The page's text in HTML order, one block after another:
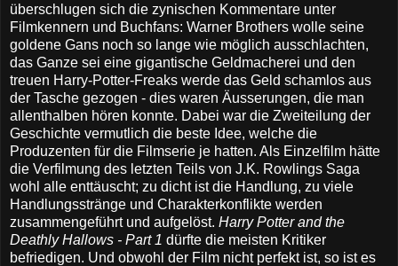
überschlugen sich die zynischen Kommentare unter
Filmkennern und Buchfans: Warner Brothers wolle seine
goldene Gans noch so lange wie möglich ausschlachten,
das Ganze sei eine gigantische Geldmacherei und den
treuen Harry-Potter-Freaks werde das Geld schamlos aus
der Tasche gezogen - dies waren Äusserungen, die man
allenthalben hören konnte. Dabei war die Zweiteilung der
Geschichte vermutlich die beste Idee, welche die
Produzenten für die Filmserie je hatten. Als Einzelfilm hätte
die Verfilmung des letzten Teils von J.K. Rowlings Saga
wohl alle enttäuscht; zu dicht ist die Handlung, zu viele
Handlungsstränge und Charakterkonflikte werden
zusammengeführt und aufgelöst. Harry Potter and the
Deathly Hallows - Part 1 dürfte die meisten Kritiker
befriedigen. Und obwohl der Film nicht perfekt ist, so ist es